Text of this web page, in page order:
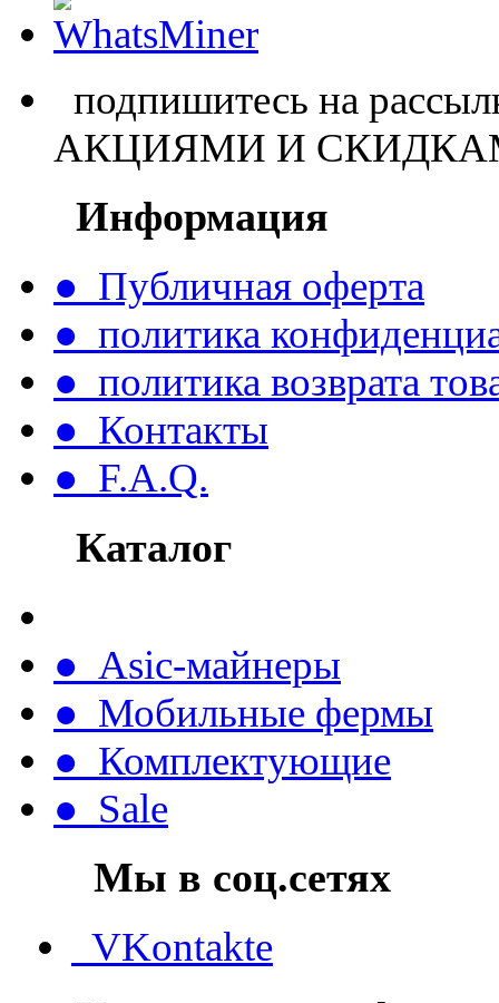
подпишитесь на
АКЦИЯМИ И
Информация
● Публичная оферта
● политика
● политика возврата
● Контакты
● F.A.Q.
Каталог
● Asic-майнеры
● Мобильные фермы
● Комплектующие
● Sale
Мы в соц.сетях
VKontakte